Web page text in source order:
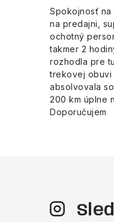
v
ý
p
i
s
u
Spokojnosť na
na predajni,
ochotný
takmer 2
rozhodla pre
trekovej obuvi
absolvovala
200 km úplne
Doporučujem